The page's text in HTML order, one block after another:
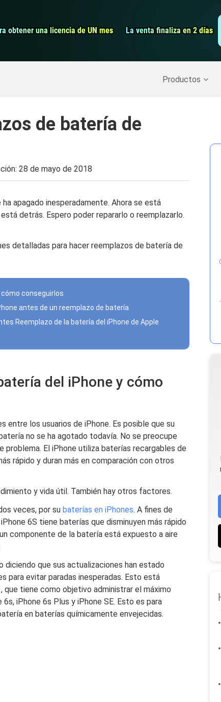
obtener una licencia de UN mes
obtener una licencia de UN mes La venta finaliza en 2 días
La venta finaliza en 2 días
Productos
Grabador de
Copia de seguridad del
de batería de
28 de mayo de 2018
apagado inesperadamente. Ahora se está
detrás. Espero poder repararlo o reemplazarlo.
detalladas para hacer reemplazos de batería de
cómo conseguirlos
antes de un reemplazo de batería
Reemplazo de la batería del iPhone de Apple
del iPhone y cómo
entre los usuarios de iPhone. Es posible que su
no se ha agotado todavía. No se preocupe
El iPhone utiliza baterías recargables de
rápido y duran más en comparación con otros
y vida útil. También hay otros factores.
veces, por su baterías en iPhones. A fines de
6S tiene baterías que disminuyen más rápido
componente de la batería está expuesto a aire
diciendo que sus actualizaciones han estado
para evitar paradas inesperadas. Esto está
que tiene como objetivo administrar el máximo
iPhone 6s Plus y iPhone SE. Esto es para
en baterías químicamente envejecidas.